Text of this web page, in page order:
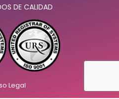
DE CALIDAD
Legal